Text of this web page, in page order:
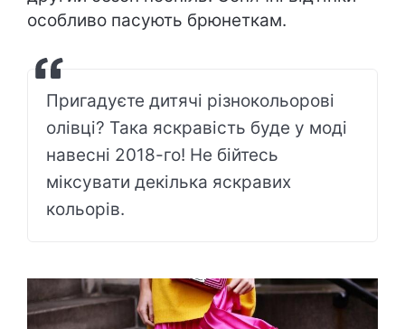
особливо пасують брюнеткам.
Пригадуєте дитячі різнокольорові
олівці? Така яскравість буде у моді
навесні 2018-го! Не бійтесь
міксувати декілька яскравих
кольорів.